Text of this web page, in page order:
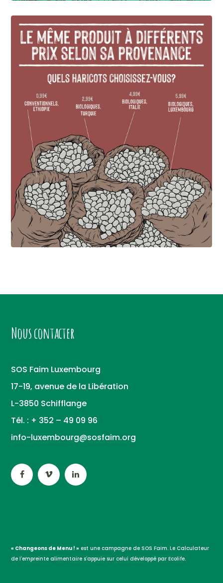
Nous contacter
SOS Faim Luxembourg
17-19, avenue de la Libération
L-3850 Schifflange
Tél. : + 352 – 49 09 96
info-luxembourg@sosfaim.org
« Changeons de Menu ! » est une campagne de SOS Faim. Le Calculateur
de l'empreinte alimentaire s'appuie sur celui développé par Ecolife.